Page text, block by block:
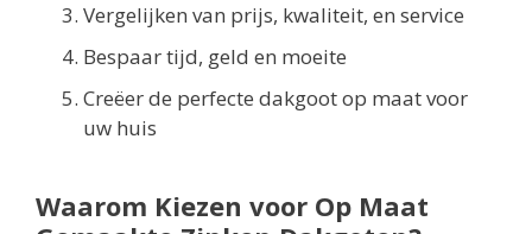
Vergelijken van prijs, kwaliteit, en service
Bespaar tijd, geld en moeite
Creëer de perfecte dakgoot op maat voor
uw huis
Waarom Kiezen voor Op Maat